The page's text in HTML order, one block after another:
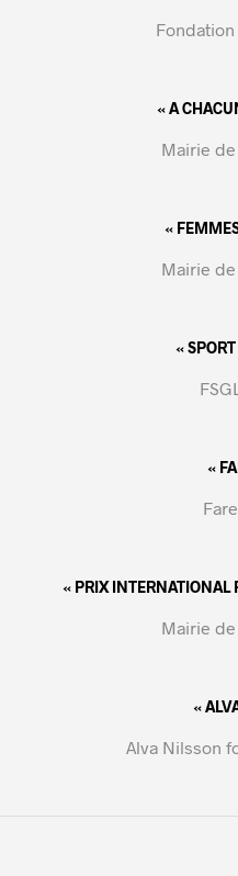
Fondation
« A
Mairie de
«
Mairie de
«
«
« PRIX INTERNATIONAL
Mairie de
«
Alva Nilsson